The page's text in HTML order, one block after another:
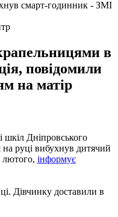
в
повідомили
на матір
шкіл Дніпровського
руці вибухнув дитячий
лютого, інформує
Дівчинку доставили в